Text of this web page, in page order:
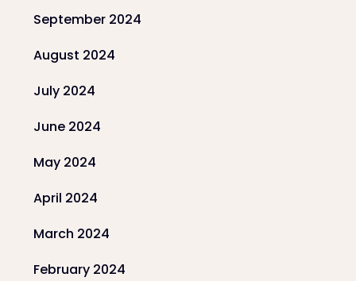
September 2024
August 2024
July 2024
June 2024
May 2024
April 2024
March 2024
February 2024